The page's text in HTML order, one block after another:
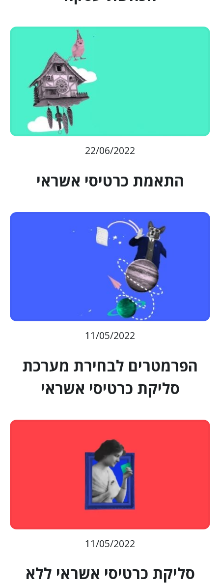
22/06/2022
התאמת כרטיסי אשראי
11/05/2022
הפרמטרים לבחירת מערכת
סליקת כרטיסי אשראי
11/05/2022
סליקת כרטיסי אשראי ללא